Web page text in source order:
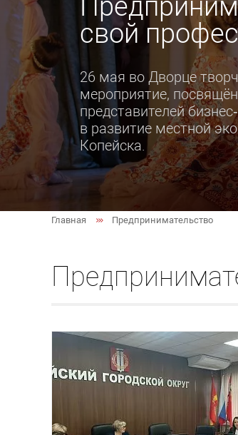
свой
26 мая во Дворце
мероприятие,
представителей
в развитие местной
Копейска.
Главная Предпринимательство